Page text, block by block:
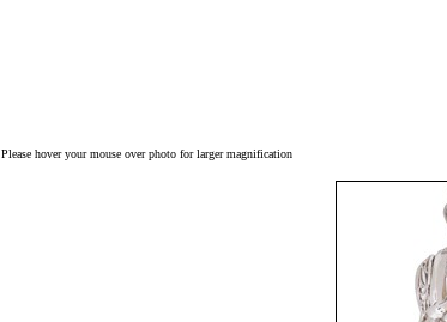
Please hover your mouse over photo for larger magnification